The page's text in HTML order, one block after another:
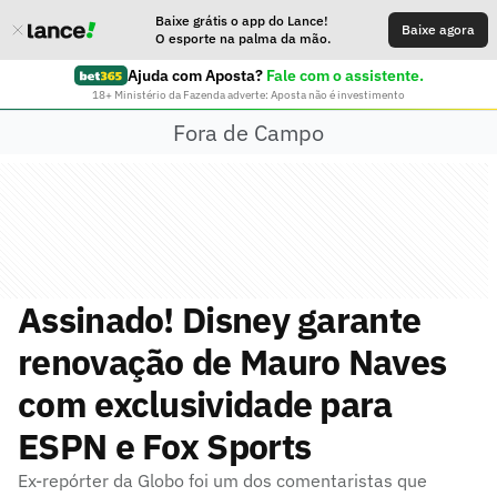
Baixe grátis o app do Lance!
O esporte na palma da mão.
Baixe agora
Ajuda com Aposta? Fale com o assistente.
18+ Ministério da Fazenda adverte: Aposta não é investimento
Fora de Campo
Assinado! Disney garante
renovação de Mauro Naves
com exclusividade para
ESPN e Fox Sports
Ex-repórter da Globo foi um dos comentaristas que